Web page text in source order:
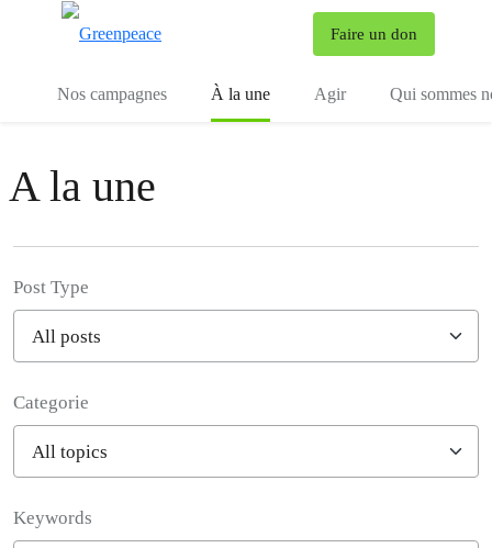
Faire un don
Nos campagnes À la une Agir Qui sommes
A la une
Post Type
Categorie
Keywords